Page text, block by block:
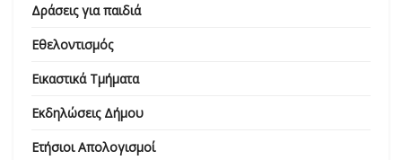
Δράσεις για παιδιά
Εθελοντισμός
Εικαστικά Τμήματα
Εκδηλώσεις Δήμου
Ετήσιοι Απολογισμοί